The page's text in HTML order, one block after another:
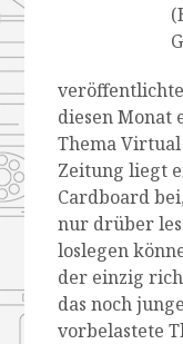
diesen Monat
Thema
Zeitung liegt
Cardboard
nur drüber
loslegen
der einzig
das noch
vorbelastete